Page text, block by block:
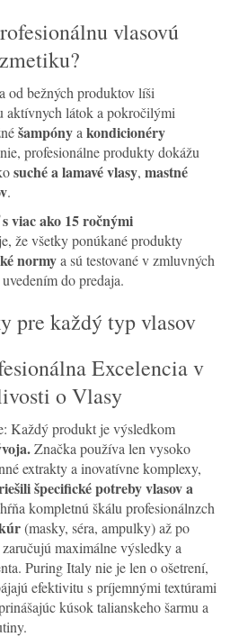
vlasovú
od bežných produktov líši
aktívnych látok a pokročilými
šampónya kondicionéry
profesionálne produkty dokážu
suché a lamavé vlasy, mastné
.
viac ako 15 ročnými
že všetky ponúkané produkty
normya sú testované v zmluvných
do predaja.
pre každý typ vlasov
Excelencia v
o Vlasy
Každý produkt je výsledkom
Značka používa len vysoko
extrakty a inovatívne komplexy,
špecifické potreby vlasov a
kompletnú škálu profesionálnzch
(masky, séra, ampulky) až po
maximálne výsledky a
Puring Italy nie je len o ošetrení,
efektivitu s príjemnými textúrami
kúsok talianskeho šarmu a